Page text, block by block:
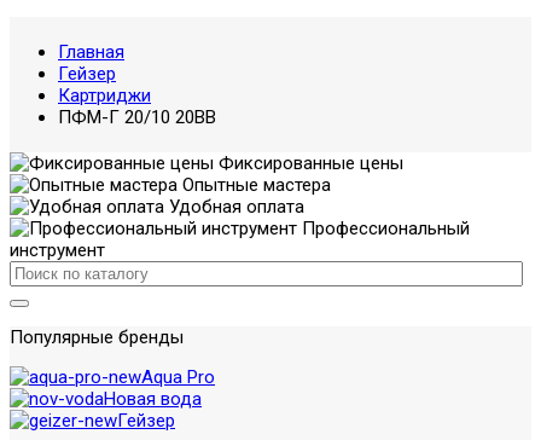
Главная
Гейзер
Картриджи
ПФМ-Г 20/10 20BB
Фиксированные цены
Опытные мастера
Удобная оплата
Профессиональный
инструмент
Популярные бренды
Aqua Pro
Новая вода
Гейзер